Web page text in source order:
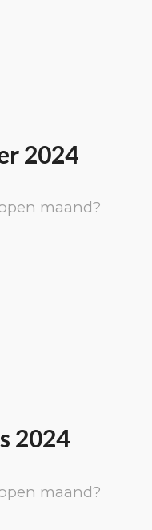
2024
maand?
2024
maand?